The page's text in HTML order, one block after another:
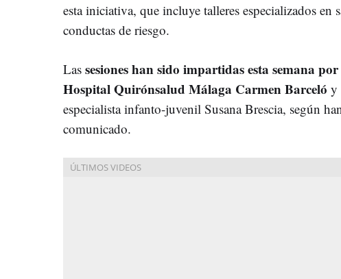
esta iniciativa, que incluye talleres especializados en
conductas de riesgo.
Las sesiones han sido impartidas esta semana
Hospital Quirónsalud Málaga Carmen Barceló y
especialista infanto-juvenil Susana Brescia, según
comunicado.